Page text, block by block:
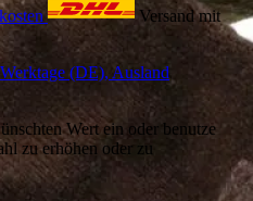
Versand mit
(DE), Ausland
Wert ein oder benutze
zu erhöhen oder zu